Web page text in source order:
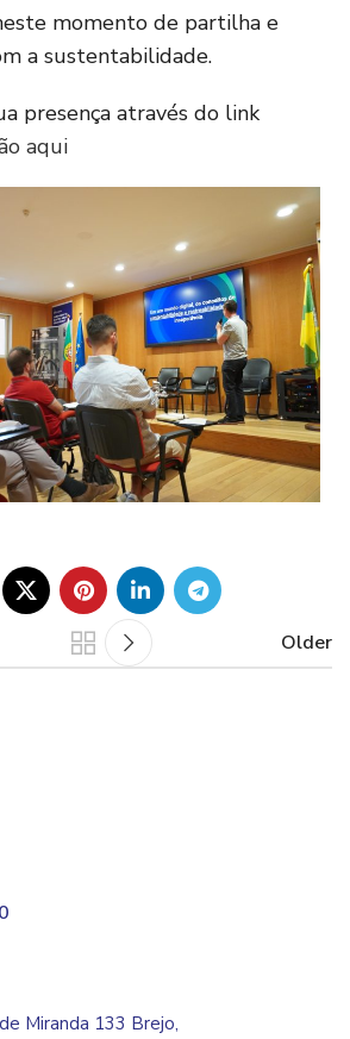
momento de partilha e
a sustentabilidade.
presença através do link
aqui
Older
Miranda 133 Brejo,